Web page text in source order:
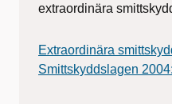
extraordinära
Extraordinära
Smittskyddslagen